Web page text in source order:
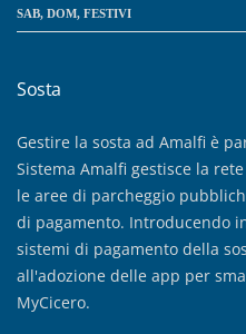
SAB, DOM, FESTIVI
Sosta
Gestire la sosta ad Amalfi è
Sistema Amalfi gestisce la
le aree di parcheggio
di pagamento. Introducendo
sistemi di pagamento della
all'adozione delle app per
MyCicero.